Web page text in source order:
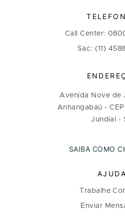
Call Center:
Sac: (11)
Avenida Nove de
Anhangabaú -
Jundiaí -
SAIBA COMO
AJUDA
Trabalhe
Enviar